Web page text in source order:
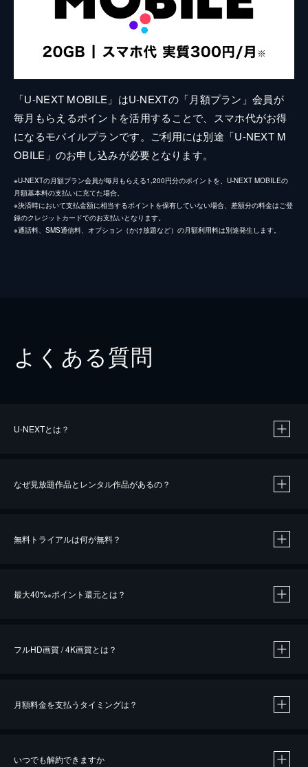
「U-NEXT MOBILE」はU-NEXTの「月額プラン」会員が
毎月もらえるポイントを活用することで、スマホ代がお得
になるモバイルプランです。ご利用には別途「U-NEXT M
OBILE」のお申し込みが必要となります。
※U-NEXTの月額プラン会員が毎月もらえる1,200円分のポイントを、U-NEXT MOBILEの
月額基本料の支払いに充てた場合。
※決済時において支払金額に相当するポイントを保有していない場合、差額分の料金はご登
録のクレジットカードでのお支払いとなります。
※通話料、SMS通信料、オプション（かけ放題など）の月額利用料は別途発生します。
よくある質問
U-NEXTとは？
なぜ見放題作品とレンタル作品があるの？
無料トライアルは何が無料？
最大40%※ポイント還元とは？
※40％ポイント還元の対象は、クレジットカード決済による作品の購入 / レンタルです。
iOSアプリのUコイン決済による作品の購入 / レンタルは、20％のポイント還元です。
フルHD画質 / 4K画質とは？
月額料金を支払うタイミングは？
いつでも解約できますか